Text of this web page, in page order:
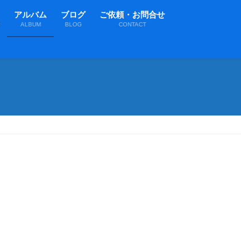
アルバム
ALBUM
ブログ
BLOG
ご依頼・お問合せ
CONTACT